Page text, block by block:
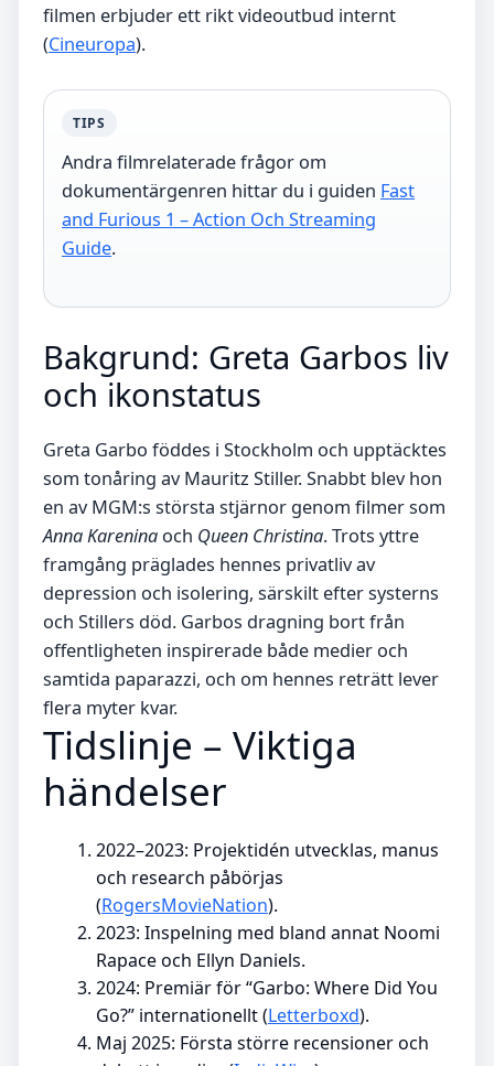
filmen erbjuder ett rikt videoutbud internt
(Cineuropa).
TIPS
Andra filmrelaterade frågor om
dokumentärgenren hittar du i guiden Fast
and Furious 1 – Action Och Streaming
Guide.
Bakgrund: Greta Garbos liv
och ikonstatus
Greta Garbo föddes i Stockholm och upptäcktes
som tonåring av Mauritz Stiller. Snabbt blev hon
en av MGM:s största stjärnor genom filmer som
Anna Karenina och Queen Christina. Trots yttre
framgång präglades hennes privatliv av
depression och isolering, särskilt efter systerns
och Stillers död. Garbos dragning bort från
offentligheten inspirerade både medier och
samtida paparazzi, och om hennes reträtt lever
flera myter kvar.
Tidslinje – Viktiga
händelser
2022–2023: Projektidén utvecklas, manus
och research påbörjas
(RogersMovieNation).
2023: Inspelning med bland annat Noomi
Rapace och Ellyn Daniels.
2024: Premiär för “Garbo: Where Did You
Go?” internationellt (Letterboxd).
Maj 2025: Första större recensioner och